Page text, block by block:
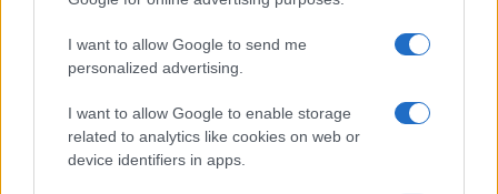
I want to allow Google to send me
personalized advertising.
I want to allow Google to enable storage
related to analytics like cookies on web or
device identifiers in apps.
eljárás lezárását követően a Mazsihisz két
dolgozójától vált meg: egy biztonsági őrtől
A Mazsihisz a Blikk megkeresésére közölte,